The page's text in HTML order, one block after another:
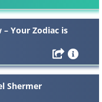
– Your Zodiac is
Shermer